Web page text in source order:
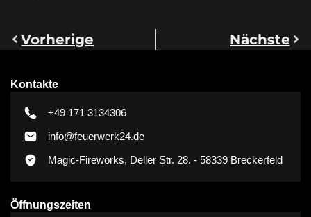
Vorherige Nächste
Kontakte
+49 171 3134306
info@feuerwerk24.de
Magic-Fireworks, Deller Str. 28. - 58339 Breckerfeld
Öffnungszeiten